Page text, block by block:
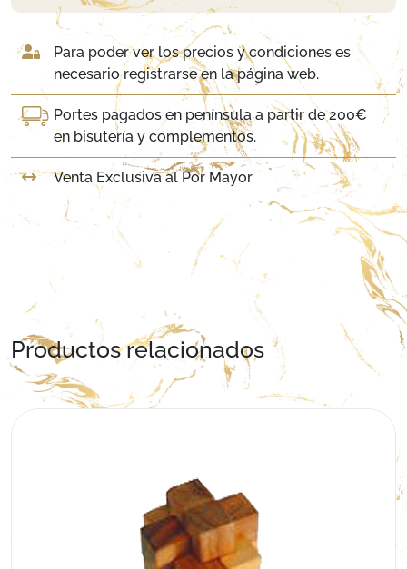
Para poder ver los precios y condiciones es
necesario registrarse en la página web.
Portes pagados en península a partir de 200€
en bisutería y complementos.
Venta Exclusiva al Por Mayor
Productos relacionados